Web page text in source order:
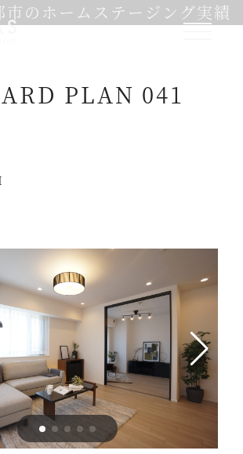
のホームステージング実績
PLAN 041